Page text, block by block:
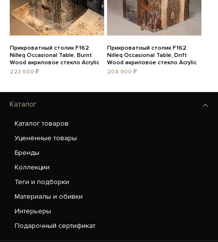
Прикроватный столик F162
Nilleq Occasional Table, Burnt
Wood акриловое стекло Acrylic
223 600 ₽
Прикроватный столик F162
Nilleq Occasional Table, Drift
Wood акриловое стекло Acrylic
204 900 ₽
Каталог
Каталог товаров
Уценённые товары
Бренды
Коллекции
Теги и подборки
Материалы и обивки
Интерьеры
Подарочный сертификат